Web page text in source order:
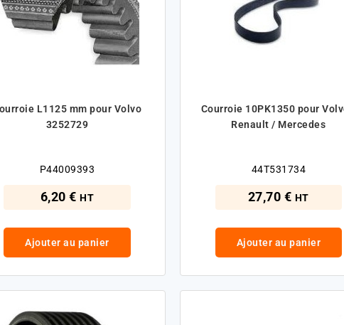
L1125 mm pour Volvo
3252729
P44009393
6,20 € HT
Ajouter au panier
Courroie 10PK1350 pour
Renault / Mercedes
44T531734
27,70 € HT
Ajouter au panier